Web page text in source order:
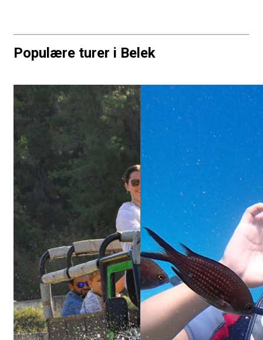
Populære turer i Belek